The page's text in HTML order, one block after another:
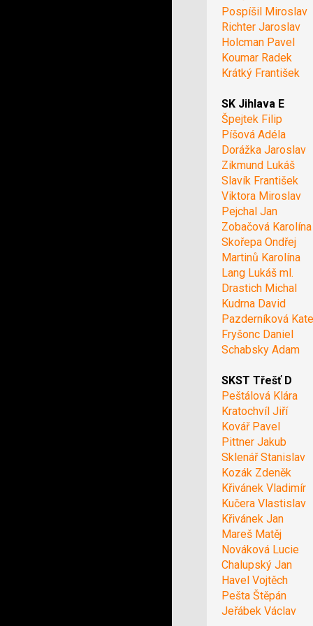
Pospíšil Miroslav
Richter Jaroslav
Holcman Pavel
Koumar Radek
Krátký František
SK Jihlava E
Špejtek Filip
Píšová Adéla
Dorážka Jaroslav
Zikmund Lukáš
Slavík František
Viktora Miroslav
Pejchal Jan
Zobačová Karolína
Skořepa Ondřej
Martinů Karolína
Lang Lukáš ml.
Drastich Michal
Kudrna David
Pazderníková
Fryšonc Daniel
Schabsky Adam
SKST Třešť D
Peštálová Klára
Kratochvíl Jiří
Kovář Pavel
Pittner Jakub
Sklenář Stanislav
Kozák Zdeněk
Křivánek Vladimír
Kučera Vlastislav
Křivánek Jan
Mareš Matěj
Nováková Lucie
Chalupský Jan
Havel Vojtěch
Pešta Štěpán
Jeřábek Václav